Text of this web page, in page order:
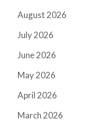
August 2026
July 2026
June 2026
May 2026
April 2026
March 2026